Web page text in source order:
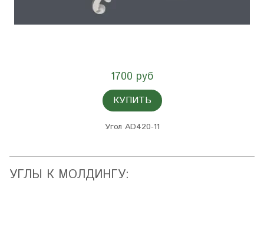
1700 руб
КУПИТЬ
Угол AD420-11
УГЛЫ К МОЛДИНГУ: